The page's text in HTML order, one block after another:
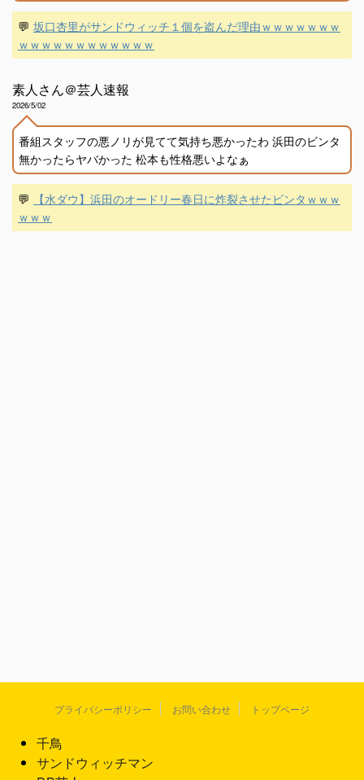
💬 坂口杏里がサンドウィッチ１個を盗んだ理由ｗｗｗｗｗｗｗ
ｗｗｗｗｗｗｗｗｗｗｗｗ
素人さん＠芸人速報
2026/5/02
番組スタッフの悪ノリが見てて気持ち悪かったわ 浜田のビンタ
無かったらヤバかった 松本も性格悪いよなぁ
💬
【水ダウ】浜田のオードリー春日に炸裂させたビンタｗｗｗ
ｗｗｗ
プライバシーポリシー お問い合わせ トップページ
千鳥
サンドウィッチマン